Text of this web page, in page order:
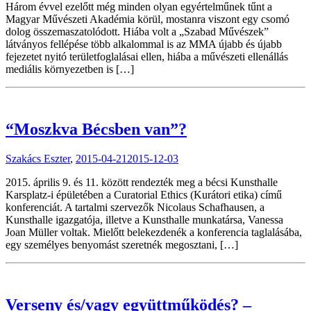
Három évvel ezelőtt még minden olyan egyértelműnek tűnt a
Magyar Művészeti Akadémia körül, mostanra viszont egy csomó
dolog összemaszatolódott. Hiába volt a „Szabad Művészek”
látványos fellépése több alkalommal is az MMA újabb és újabb
fejezetet nyitó területfoglalásai ellen, hiába a művészeti ellenállás
mediális környezetben is […]
“Moszkva Bécsben van”?
Szakács Eszter, 2015-04-21 2015-12-03
2015. április 9. és 11. között rendezték meg a bécsi Kunsthalle
Karsplatz-i épületében a Curatorial Ethics (Kurátori etika) című
konferenciát. A tartalmi szervezők Nicolaus Schafhausen, a
Kunsthalle igazgatója, illetve a Kunsthalle munkatársa, Vanessa
Joan Müller voltak. Mielőtt belekezdenék a konferencia taglalásába,
egy személyes benyomást szeretnék megosztani, […]
Verseny és/vagy együttműködés? –